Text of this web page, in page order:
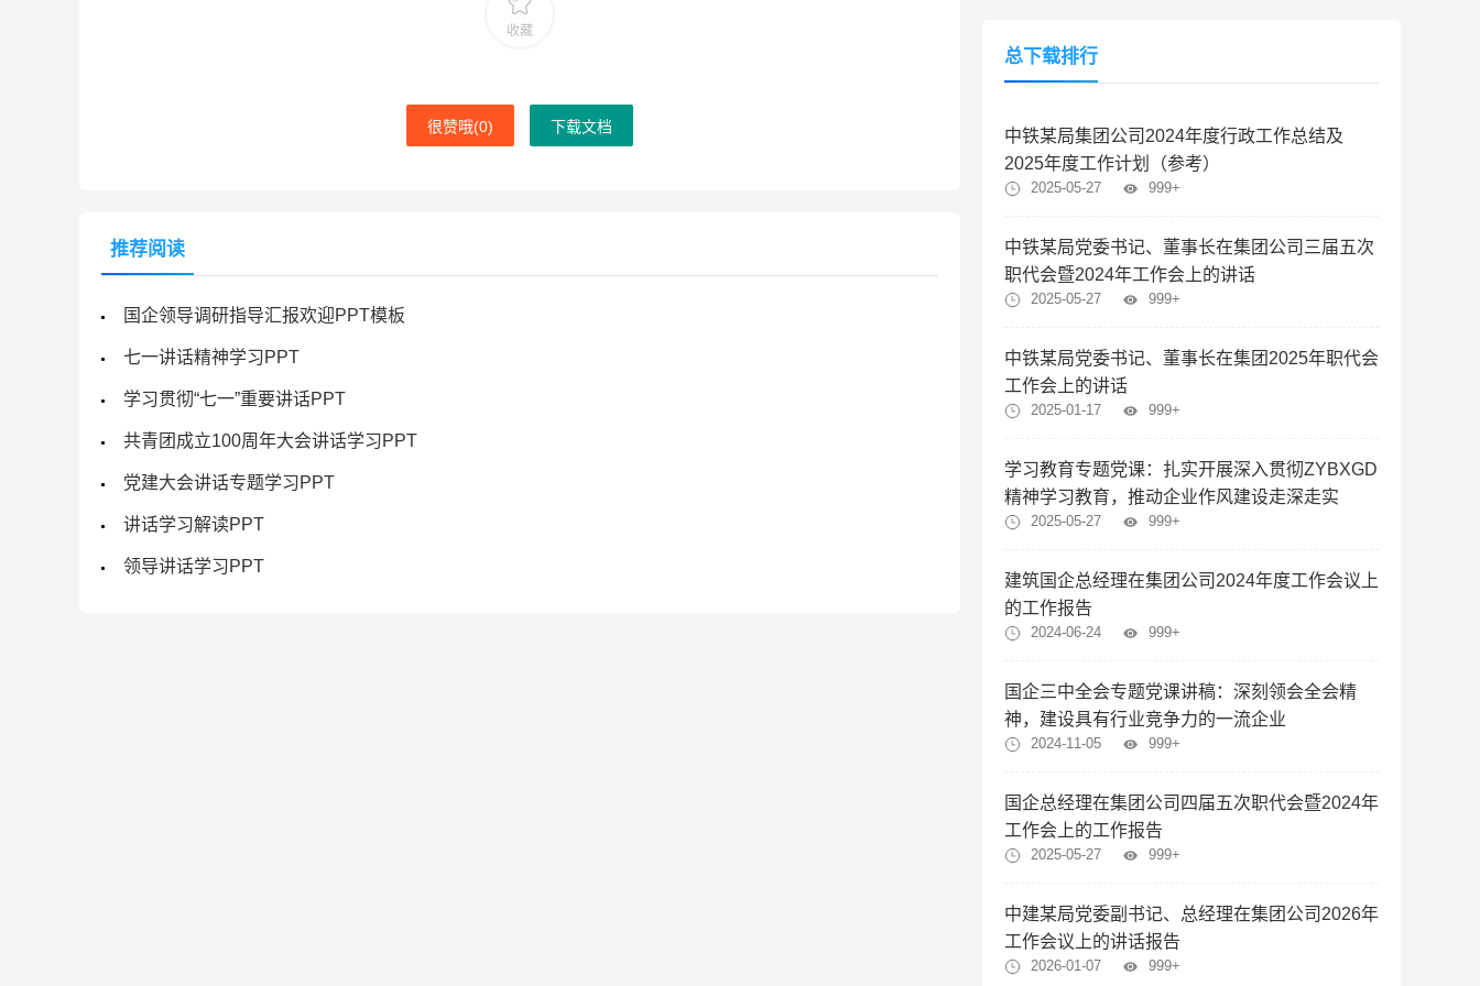
收藏
很赞哦(0) 下载文档
推荐阅读
国企领导调研指导汇报欢迎PPT模板
七一讲话精神学习PPT
学习贯彻“七一”重要讲话PPT
共青团成立100周年大会讲话学习PPT
党建大会讲话专题学习PPT
讲话学习解读PPT
领导讲话学习PPT
总下载排行
中铁某局集团公司2024年度行政工作总结及
2025年度工作计划（参考）
2025-05-27 999+
中铁某局党委书记、董事长在集团公司三届五次
职代会暨2024年工作会上的讲话
2025-05-27 999+
中铁某局党委书记、董事长在集团2025年职代会
工作会上的讲话
2025-01-17 999+
学习教育专题党课：扎实开展深入贯彻ZYBXGD
精神学习教育，推动企业作风建设走深走实
2025-05-27 999+
建筑国企总经理在集团公司2024年度工作会议上
的工作报告
2024-06-24 999+
国企三中全会专题党课讲稿：深刻领会全会精
神，建设具有行业竞争力的一流企业
2024-11-05 999+
国企总经理在集团公司四届五次职代会暨2024年
工作会上的工作报告
2025-05-27 999+
中建某局党委副书记、总经理在集团公司2026年
工作会议上的讲话报告
2026-01-07 999+